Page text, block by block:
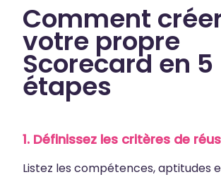
Comment
votre propre
Scorecard en 5
étapes
1. Définissez les critères de
Listez les compétences, aptitudes